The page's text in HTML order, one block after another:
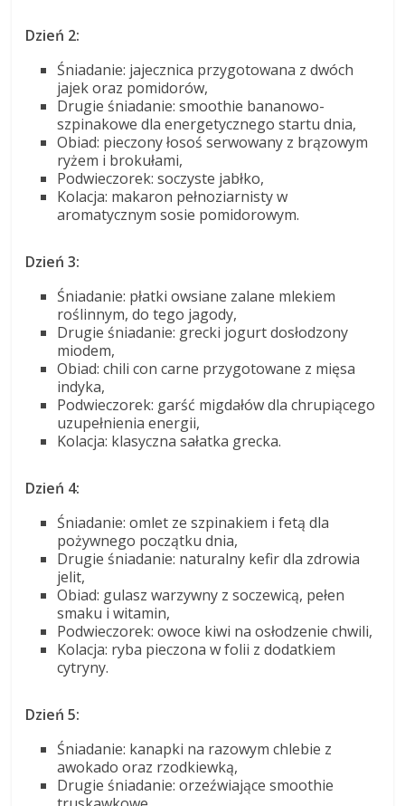
Dzień 2:
Śniadanie: jajecznica przygotowana z dwóch
jajek oraz pomidorów,
Drugie śniadanie: smoothie bananowo-
szpinakowe dla energetycznego startu dnia,
Obiad: pieczony łosoś serwowany z brązowym
ryżem i brokułami,
Podwieczorek: soczyste jabłko,
Kolacja: makaron pełnoziarnisty w
aromatycznym sosie pomidorowym.
Dzień 3:
Śniadanie: płatki owsiane zalane mlekiem
roślinnym, do tego jagody,
Drugie śniadanie: grecki jogurt dosłodzony
miodem,
Obiad: chili con carne przygotowane z mięsa
indyka,
Podwieczorek: garść migdałów dla chrupiącego
uzupełnienia energii,
Kolacja: klasyczna sałatka grecka.
Dzień 4:
Śniadanie: omlet ze szpinakiem i fetą dla
pożywnego początku dnia,
Drugie śniadanie: naturalny kefir dla zdrowia
jelit,
Obiad: gulasz warzywny z soczewicą, pełen
smaku i witamin,
Podwieczorek: owoce kiwi na osłodzenie chwili,
Kolacja: ryba pieczona w folii z dodatkiem
cytryny.
Dzień 5:
Śniadanie: kanapki na razowym chlebie z
awokado oraz rzodkiewką,
Drugie śniadanie: orzeźwiające smoothie